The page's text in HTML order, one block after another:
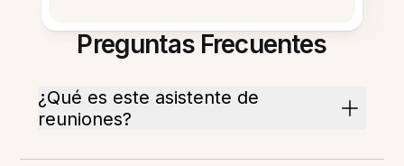
Preguntas Frecuentes
¿Qué es este asistente de
reuniones?